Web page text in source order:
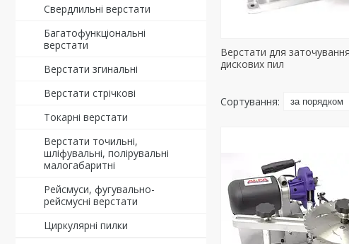
Свердлильні верстати
Багатофункціональні
верстати
Верстати згинальні
Верстати стрічкові
Токарні верстати
Верстати точильні,
шліфувальні, полірувальні
малогабаритні
Рейсмуси, фугувально-
рейсмусні верстати
Циркулярні пилки
Верстати для заточування
дискових пил